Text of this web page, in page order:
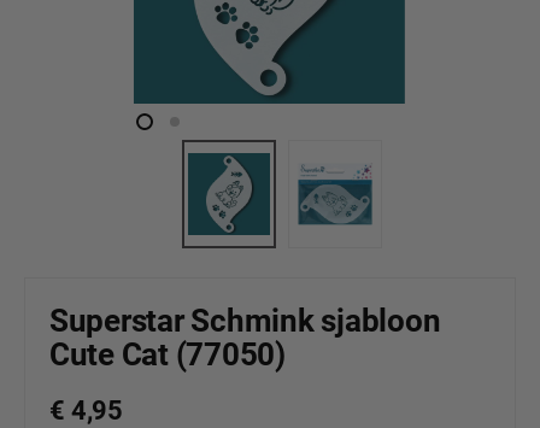
Superstar Schmink sjabloon
Cute Cat (77050)
€ 4,95